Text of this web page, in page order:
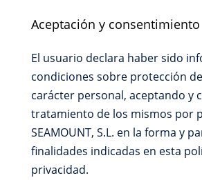
Aceptación y consentimiento
El usuario declara haber sido
condiciones sobre protección
carácter personal, aceptando y
tratamiento de los mismos por
SEAMOUNT, S.L. en la forma y
finalidades indicadas en esta
privacidad.